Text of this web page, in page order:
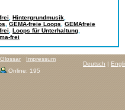
Hintergrundmusik
GEMA-freie Loops
GEMAfreie
Loops für Unterhaltung
frei
Deutsch |
Glossar
Impressum
Online: 195